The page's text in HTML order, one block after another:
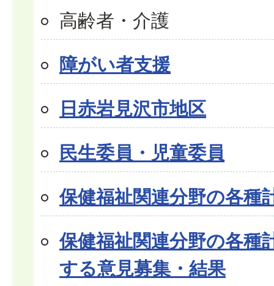
高齢者・介護
障がい者支援
日赤岩見沢市地区
民生委員・児童委員
保健福祉関連分野の各種
保健福祉関連分野の各種
する意見募集・結果